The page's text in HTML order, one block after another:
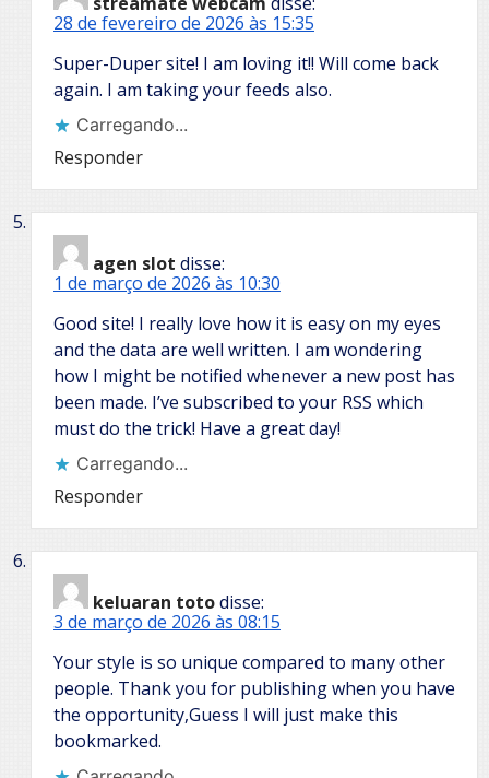
28 de fevereiro de 2026 às 15:35
Super-Duper site! I am loving it!! Will come back
again. I am taking your feeds also.
Carregando...
Responder
agen slot disse:
1 de março de 2026 às 10:30
Good site! I really love how it is easy on my eyes
and the data are well written. I am wondering
how I might be notified whenever a new post has
been made. I’ve subscribed to your RSS which
must do the trick! Have a great day!
Carregando...
Responder
keluaran totodisse:
3 de março de 2026 às 08:15
Your style is so unique compared to many other
people. Thank you for publishing when you have
the opportunity,Guess I will just make this
bookmarked.